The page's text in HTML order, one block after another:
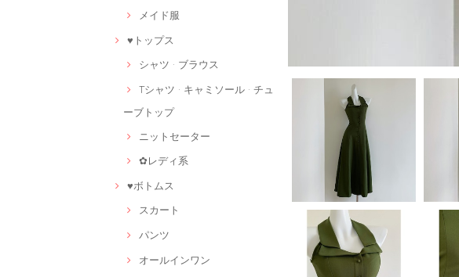
メイド服
♥トップス
シャツ · ブラウス
Tシャツ · キャミソール · チュ
ーブトップ
ニットセーター
✿レディ系
♥ボトムス
スカート
パンツ
オールインワン